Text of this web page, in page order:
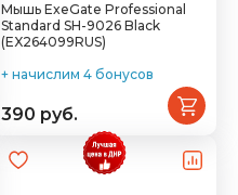
Мышь ExeGate Professional
Standard SH-9026 Black
(EX264099RUS)
+ начислим 4 бонусов
390 руб.